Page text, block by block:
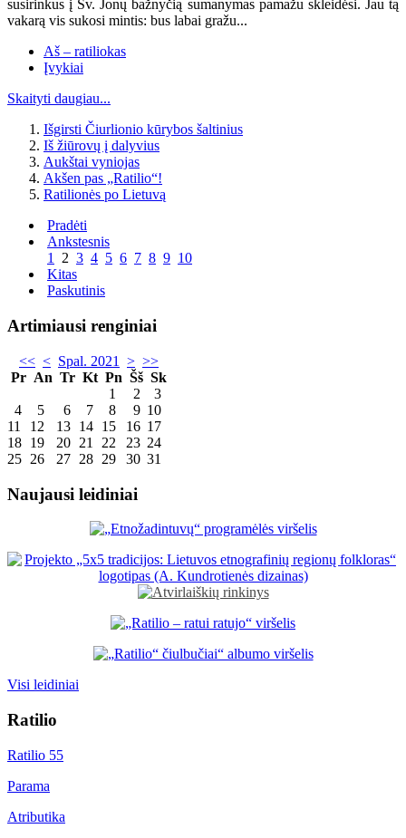
susirinkus į Šv. Jonų bažnyčią sumanymas pamažu skleidėsi. Jau tą
vakarą vis sukosi mintis: bus labai gražu...
Aš – ratiliokas
Įvykiai
Skaityti daugiau...
Išgirsti Čiurlionio kūrybos šaltinius
Iš žiūrovų į dalyvius
Aukštai vyniojas
Akšen pas „Ratilio“!
Ratilionės po Lietuvą
Pradėti
Ankstesnis
1 2 3 4 5 6 7 8 9 10
Kitas
Paskutinis
Artimiausi renginiai
<< < Spal. 2021 > >>
Pr An Tr Kt Pn Šš Sk
1
2
3
4
5 6 7 8 9 10
11
12 13 14 15 16 17
18 19 20 21 22 23 24
25 26 27 28 29 30 31
Naujausi leidiniai
Visi leidiniai
Ratilio
Ratilio 55
Parama
Atributika